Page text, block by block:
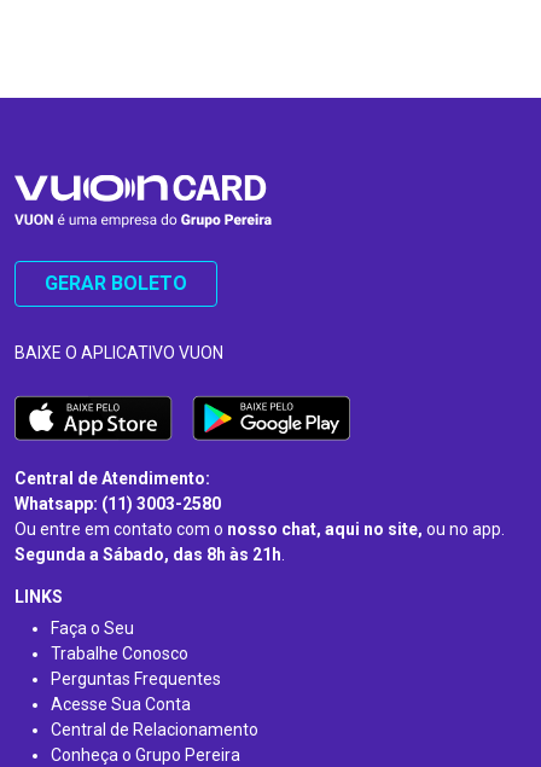
GERAR BOLETO
BAIXE O APLICATIVO VUON
Central de Atendimento:
Whatsapp: (11) 3003-2580
Ou entre em contato com o nosso chat, aqui no site, ou no app.
Segunda a Sábado, das 8h às 21h.
LINKS
Faça o Seu
Trabalhe Conosco
Perguntas Frequentes
Acesse Sua Conta
Central de Relacionamento
Conheça o Grupo Pereira